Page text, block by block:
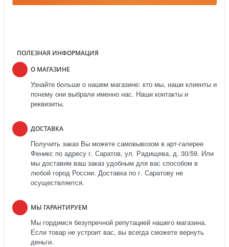
ПОЛЕЗНАЯ ИНФОРМАЦИЯ
О МАГАЗИНЕ
Узнайте больше о нашем магазине: кто мы, наши клиенты и
почему они выбрали именно нас. Наши контакты и
реквизиты.
ДОСТАВКА
Получить заказ Вы можете самовывозом в арт-галерее
Феникс по адресу г. Саратов, ул. Радищева, д. 30/59. Или
мы доставим ваш заказ удобным для вас способом в
любой город России. Доставка по г. Саратову не
осуществляется.
МЫ ГАРАНТИРУЕМ
Мы гордимся безупречной репутацией нашего магазина.
Если товар не устроит вас, вы всегда сможете вернуть
деньги.